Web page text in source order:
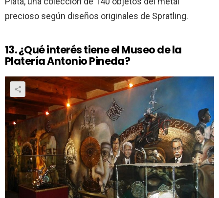
precioso según diseños originales de Spratling.
13. ¿Qué interés tiene el Museo de la
Platería Antonio Pineda?